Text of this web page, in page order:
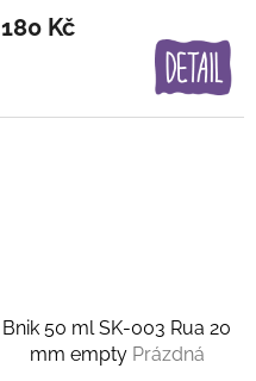
180 Kč
Bnik 50 ml SK-003 Rua 20
mm empty Prázdná